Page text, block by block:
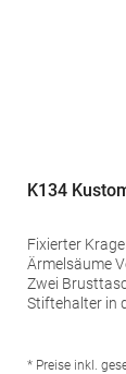
K134
Fixierter Kragen Bügelleicht Doppelt gefaltete
Ärmelsäume Verdeckte Knopfleiste Bündchen mit einem Knopf
Zwei
Stiftehalter in der linken
Ersatzknopf
55%
* Preise inkl.